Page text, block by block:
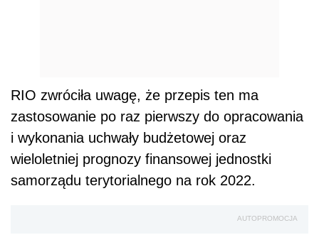
RIO zwróciła uwagę, że przepis ten ma
zastosowanie po raz pierwszy do opracowania
i wykonania uchwały budżetowej oraz
wieloletniej prognozy finansowej jednostki
samorządu terytorialnego na rok 2022.
AUTOPROMOCJA